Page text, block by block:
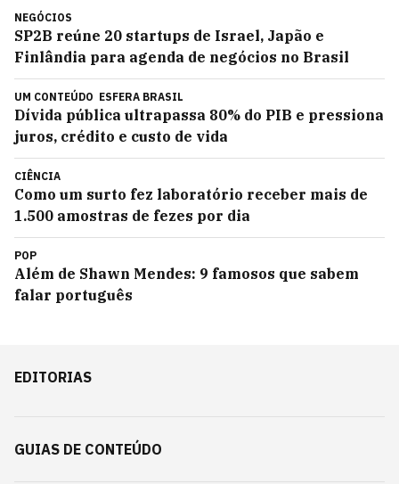
NEGÓCIOS
SP2B reúne 20 startups de Israel, Japão e
Finlândia para agenda de negócios no Brasil
UM CONTEÚDO ESFERA BRASIL
Dívida pública ultrapassa 80% do PIB e pressiona
juros, crédito e custo de vida
CIÊNCIA
Como um surto fez laboratório receber mais de
1.500 amostras de fezes por dia
POP
Além de Shawn Mendes: 9 famosos que sabem
falar português
EDITORIAS
GUIAS DE CONTEÚDO